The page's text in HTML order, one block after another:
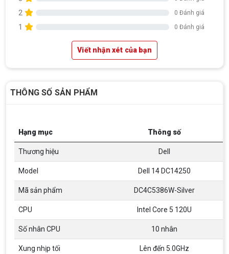
2 0 Đánh giá
1 0 Đánh giá
Viết nhận xét của bạn
THÔNG SỐ SẢN PHẨM
Hạng mục Thông số
Thương hiệu Dell
Model Dell 14 DC14250
Mã sản phẩm DC4C5386W-Silver
CPU Intel Core 5 120U
Số nhân CPU 10 nhân
Xung nhịp tối
Lên đến 5.0GHz